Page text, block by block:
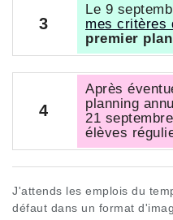
3
Le 9
mes critères
premier
4
Après
planning
21
élèves
J'attends les emplois du
défaut dans un format